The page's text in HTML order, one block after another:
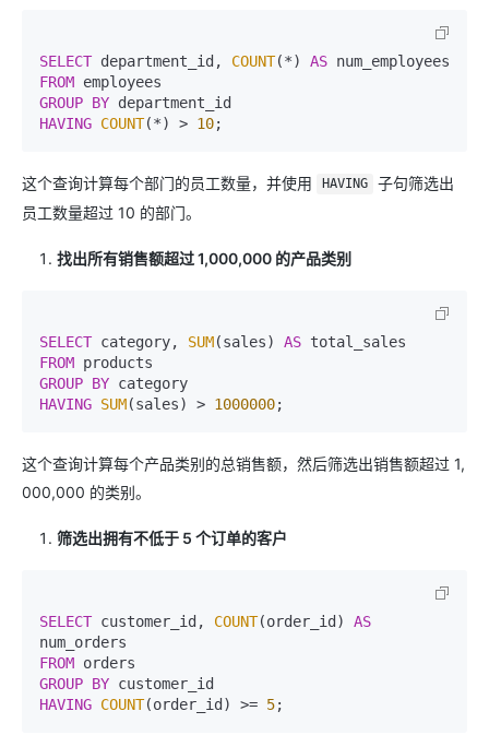
SELECT department_id, COUNT(*) AS
FROM
GROUP BY
HAVING COUNT(*) > 10
这个查询计算每个部门的员工数量，并使用 HAVING
子句筛选出
员工数量超过 10 的部门。
找出所有销售额超过 1,000,000 的产品类别
SELECT category, SUM(sales) AS
FROM
GROUP BY
HAVING SUM(sales) > 1000000
这个查询计算每个产品类别的总销售额，然后筛选出销售额超过 1,
000,000 的类别。
筛选出拥有不低于 5 个订单的客户
SELECT customer_id, COUNT(order_id) AS
FROM
GROUP BY
HAVING COUNT(order_id) >= 5